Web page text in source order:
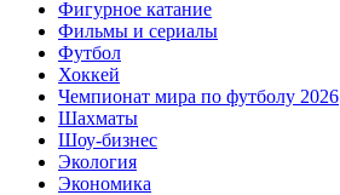
Фигурное катание
Фильмы и сериалы
Футбол
Хоккей
Чемпионат мира по футболу 2026
Шахматы
Шоу-бизнес
Экология
Экономика